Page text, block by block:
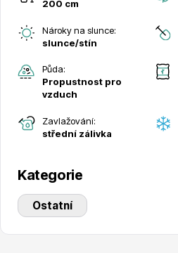
Bylinky do kuchyně
200 cm
Nároky na slunce:
slunce/stín
Půda:
Propustnost pro
vzduch
Zavlažování:
střední zálivka
Kategorie
Ostatní